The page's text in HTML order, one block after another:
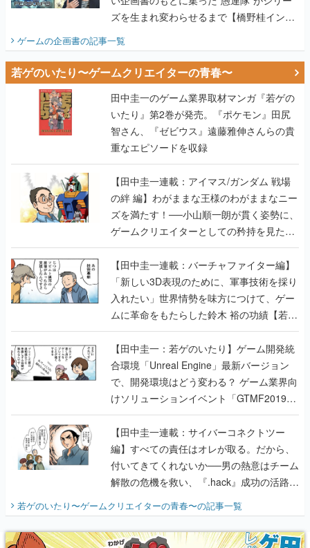
ズを生まれ変わらせるまで【橋野桂インタ
ゲームの企画書の記事一覧
若ゲのいたり〜ゲームクリエイターの青春〜
田中圭一のゲーム業界取材マンガ『若ゲの
いたり』第2巻が発売。『ポケモン』田尻
智さん、『ゼビウス』遠藤雅伸さんらの貴
重なエピソードを収録
【田中圭一連載：アイマス/ガンダム 戦場
の絆 編】わがままな王様のわがままなニー
ズを満たす！──小山順一朗が貫く姿勢に、
ゲームクリエイターとしての矜持を見た
【若ゲのいたり最終回】
【田中圭一連載：バーチャファイター編】
「新しい3D表現のために、軍事技術を採り
入れたい」世界情勢を味方につけて、ゲー
ムに革命をもたらした鈴木 裕の功績【若ゲ
のいたり】
【田中圭一：若ゲのいたり】ゲーム開発統
合環境「Unreal Engine」最新バージョン
で、開発環境はどう変わる？ ゲーム業界向
けソリューションイベント「GTMF2019」
に行って、より理解を深めよう【PR】
【田中圭一連載：サイバーコネクトツー
編】すべての責任はオレが取る。だから、
付いてきてくれないか──男の熱意はチーム
解散の危機を救い、『.hack』成功の活路を
『少年ジャンプ』色だった【若ゲのいた
り】
若ゲのいたり〜ゲームクリエイターの青春〜の記事一覧